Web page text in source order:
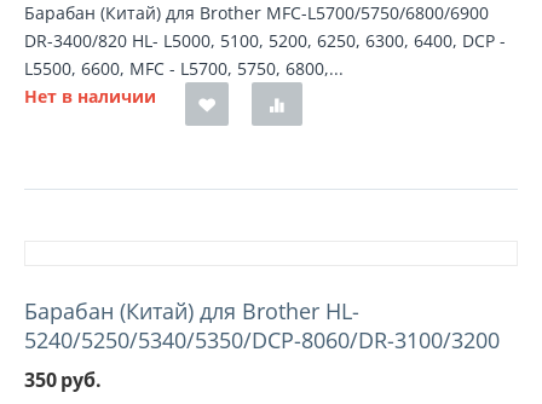
Барабан (Китай) для Brother MFC-L5700/5750/6800/6900
DR-3400/820 HL- L5000, 5100, 5200, 6250, 6300, 6400, DCP -
L5500, 6600, MFC - L5700, 5750, 6800,...
Нет в наличии
Барабан (Китай) для Brother HL-
5240/5250/5340/5350/DCP-8060/DR-3100/3200
350руб.